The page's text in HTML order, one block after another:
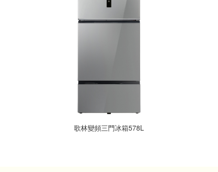
歌林變頻三門冰箱578L